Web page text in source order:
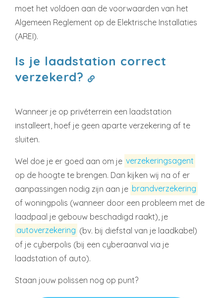
moet het voldoen aan de voorwaarden van het
Algemeen Reglement op de Elektrische Installaties
(AREI).
Is je laadstation correct
verzekerd?
Wanneer je op privéterrein een laadstation
installeert, hoef je geen aparte verzekering af te
sluiten.
Wel doe je er goed aan om je verzekeringsagent
op de hoogte te brengen. Dan kijken wij na of er
aanpassingen nodig zijn aan je brandverzekering
of woningpolis (wanneer door een probleem met de
laadpaal je gebouw beschadigd raakt), je
autoverzekering (bv. bij diefstal van je laadkabel)
of je cyberpolis (bij een cyberaanval via je
laadstation of auto).
Staan jouw polissen nog op punt?